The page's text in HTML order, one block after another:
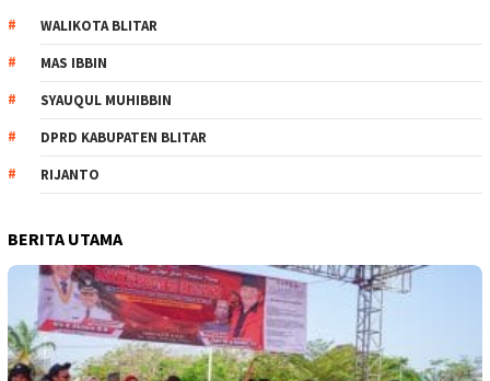
WALIKOTA BLITAR
MAS IBBIN
SYAUQUL MUHIBBIN
DPRD KABUPATEN BLITAR
RIJANTO
BERITA UTAMA